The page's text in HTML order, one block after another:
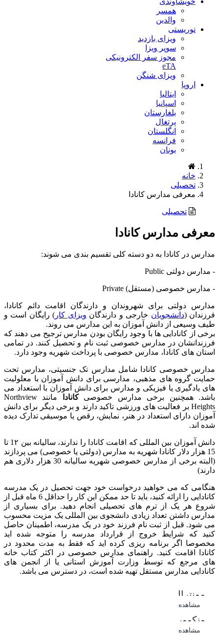
همسر
والدین
توریستی
ویزای بازدید
سوپر ویزا
مجوز سفر الکترونیکی
eTA
ویزای شنگن
اروپا
ایتالیا
اسپانیا
بلغارستان
پرتغال
انگلستان
فرانسه
یونان
خانه
تحصیلی
معرفی مدارس کانادا
تحصیلی
معرفی مدارس کانادا
مدارس در کانادا به دو دسته کلی تقسیم بندی می شوند:
- مدارس دولتی Public
- مدارس خصوصی (مستقل) Private
مدارس دولتی برای شهروندان و دارندگان اقامت دائم کانادا،
فرزندان (دانشجویان خارجی و دارندگان ویزای کار ) رایگان است و
طیف وسیعی از دانش آموزان به این مدارس می روند.
برخی از کانادایی ها با وجود رایگان بودن مدارس ترجیح می دهند که
فرزندانشان در مدارس خصوصی ثبت نام و تحصیل کنند. در تمامی
استان های کانادا، مدارس خصوصی با پرداخت شهریه وجود دارد.
مدارس خصوصی کانادا شامل مدارس تک جنسیتی، مدارس تحت
حمایت گروه های مذهبی، مدارسی برای دانش آموزان با معلولیت
های یادگیری یا فیزیکی و مدارس برای دانش آموزان با استعداد می
باشد. همچنین برخی
مدارس خصوصی کانادا
مانند Northview
Heights بر فعالیت های ورزشی تاکید دارند و برخی دیگر برای دانش
آموزان دارای استعداد در هنر، نمایش، رقص یا موسیقی تدارک دیده
شده اند.
دانش آموزان بین المللی که اقامت کانادا را ندارند، سالیانه بین 1۲ تا
15 هزار دلار کانادا شهریه به مدارس (دولتی یا خصوصی) می پردازند
(البته برخی از مدارس خصوصی شهریه سالیانه 30 هزار دلاری هم
دارند)
هنگامی که می خواهید درخواست خود جهت تحصیل در یک مدرسه
کانادایی را ارائه کنید، باید تا حد ممکن این کار را حداقل 6 ماه قبل از
شروع هر یک از ترم های تحصیلی انجام دهید. برای بسیاری از
مدارس داشتن تعداد زیادی دانشجوی بین المللی یک مزیت محسوب
می شود. قبل از ثبت نام فرزند خود در یک مدرسه، اطمینان حاصل
کنید که شرایط خروج از قرارداد مدرسه را متوجه شده اید
مخصوصا اگر برنامه ریزی کرده اید که فقط به مدت محدود در
کانادا اقامت کنید. راهنمای مدارس خصوصی در اکثر کتاب خانه
های مرجع که توسط وزارت آموزش استانی یا از انجمن های
کانادایی مدارس مستقل تهیه شده است، در دسترس می باشد.
مونترال
مشاهده
ونکوور
مشاهده